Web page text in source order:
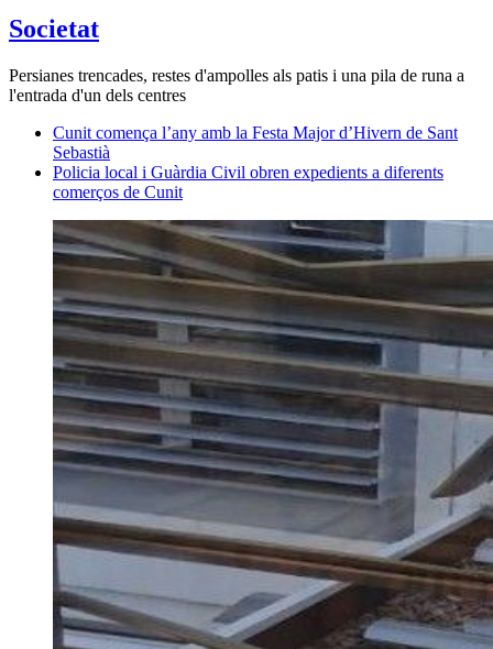
Societat
Persianes trencades, restes d'ampolles als patis i una pila de runa a
l'entrada d'un dels centres
Cunit comença l’any amb la Festa Major d’Hivern de Sant
Sebastià
Policia local i Guàrdia Civil obren expedients a diferents
comerços de Cunit